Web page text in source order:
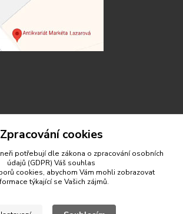
Zpracování cookies
potřebují dle zákona o zpracování osobních
údajů (GDPR) Váš souhlas
cookies, abychom Vám mohli zobrazovat
týkající se Vašich zájmů.